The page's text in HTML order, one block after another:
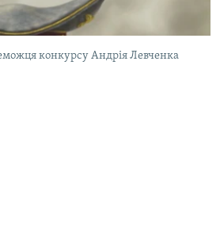
конкурсу Андрія Левченка